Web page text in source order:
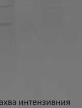
интензивния